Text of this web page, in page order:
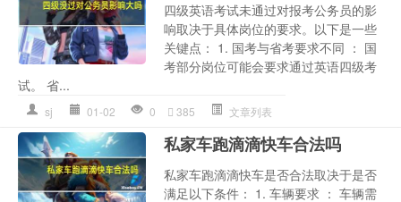
四级英语考试未通过对报考公务员的影
响取决于具体岗位的要求。以下是一些
关键点： 1. 国考与省考要求不同 ： 国
考部分岗位可能会要求通过英语四级考
试。 省...
sj 01-02 0 385 文章列表
私家车跑滴滴快车合法吗
私家车跑滴滴快车是否合法取决于是否
满足以下条件： 1. 车辆要求 ： 车辆需